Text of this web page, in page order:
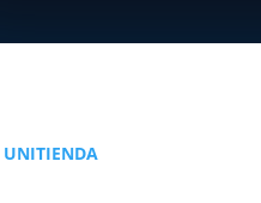
UNITIENDA